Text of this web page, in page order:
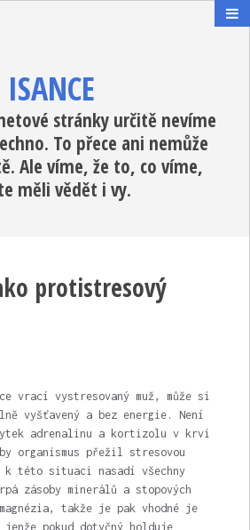
ISANCE
stránky určitě nevíme
To přece ani nemůže
Ale víme, že to, co víme,
měli vědět i vy.
protistresový
vrací vystresovaný muž, může si
vyšťavený a bez energie. Není
adrenalinu a kortizolu v krvi
organismus přežil stresovou
této situaci nasadí všechny
zásoby minerálů a stopových
takže je pak vhodné je
pokud dotyčný holduje